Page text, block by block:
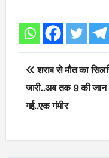
Post
navigation
शराब से मौत का
जारी..अब तक 9 की जान
गई..एक गंभीर